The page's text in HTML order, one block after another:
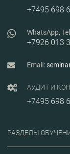
+7495 698
WhatsApp,
+7926 013
Email:
АУДИТ И
+7495 698
РАЗДЕЛЫ